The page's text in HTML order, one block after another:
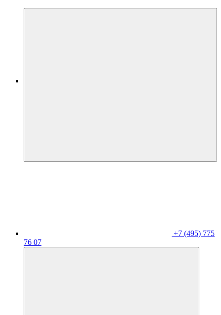
+7 (495) 775
76 07